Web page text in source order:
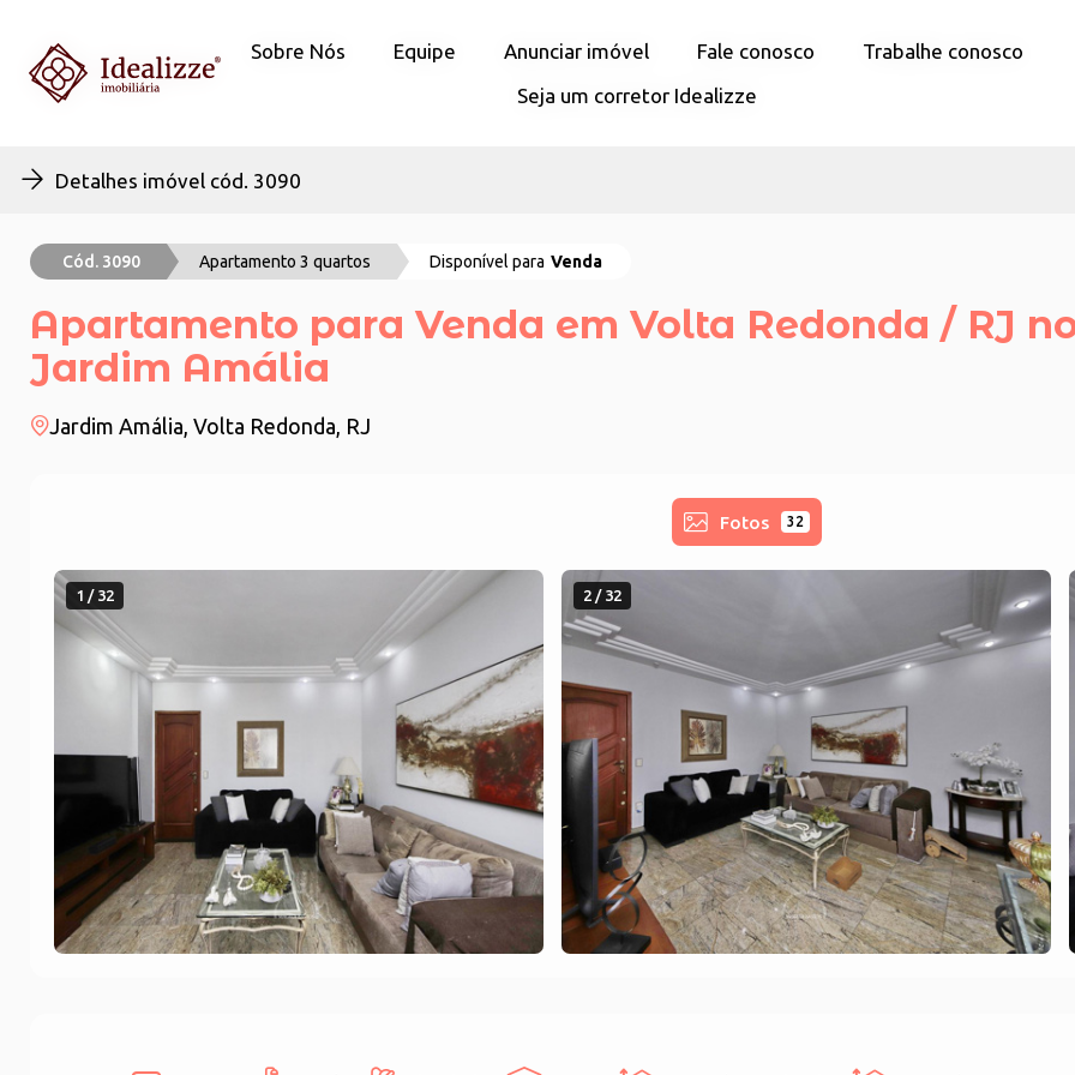
Sobre Nós Equipe Anunciar imóvel Fale conosco
Trabalhe conosco
Seja um corretor Idealizze
Sobre Nós Equipe Anunciar imóvel Fale conosco
Trabalhe conosco
Seja um corretor Idealizze
Detalhes imóvel cód. 3090
Cód. 3090 Apartamento 3 quartos Disponível para Venda
Apartamento para Venda em Volta Redonda / RJ
Jardim Amália
Jardim Amália, Volta Redonda, RJ
Fotos 32
1 / 32 2 / 32